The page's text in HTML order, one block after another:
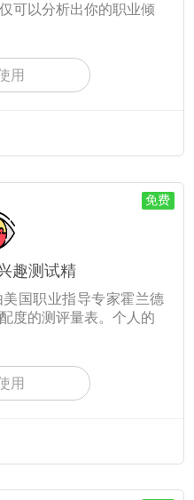
可以分析出你的职业倾
用
免费
趣测试精
国职业指导专家霍兰德
度的测评量表。个人的
用